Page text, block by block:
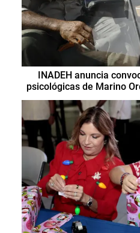
INADEH anuncia
psicológicas de Marino